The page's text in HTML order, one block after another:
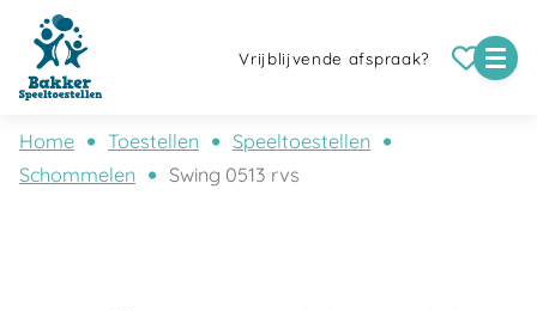
Vrijblijvende afspraak?
Home Toestellen
Speeltoestellen
Schommelen
Swing 0513 rvs